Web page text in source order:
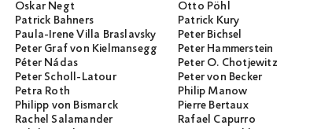
Oskar Negt Otto Pöhl
Patrick Bahners Patrick Kury
Paula-Irene Villa Braslavsky Peter Bichsel
Peter Graf von Kielmansegg Peter Hammerstein
Péter Nádas Peter O. Chotjewitz
Peter Scholl-Latour Peter von Becker
Petra Roth Philip Manow
Philipp von Bismarck Pierre Bertaux
Rachel Salamander Rafael Capurro